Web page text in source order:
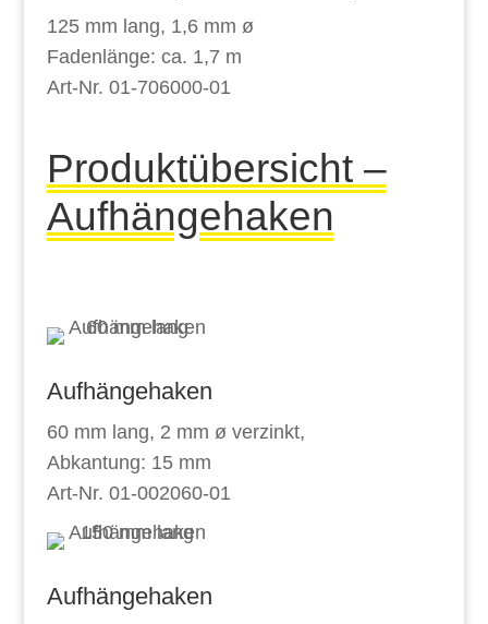
125 mm lang, 1,6 mm ø
Fadenlänge: ca. 1,7 m
Art-Nr. 01-706000-01
Produktübersicht –
Aufhängehaken
Aufhängehaken
60 mm lang, 2 mm ø verzinkt,
Abkantung: 15 mm
Art-Nr. 01-002060-01
Aufhängehaken